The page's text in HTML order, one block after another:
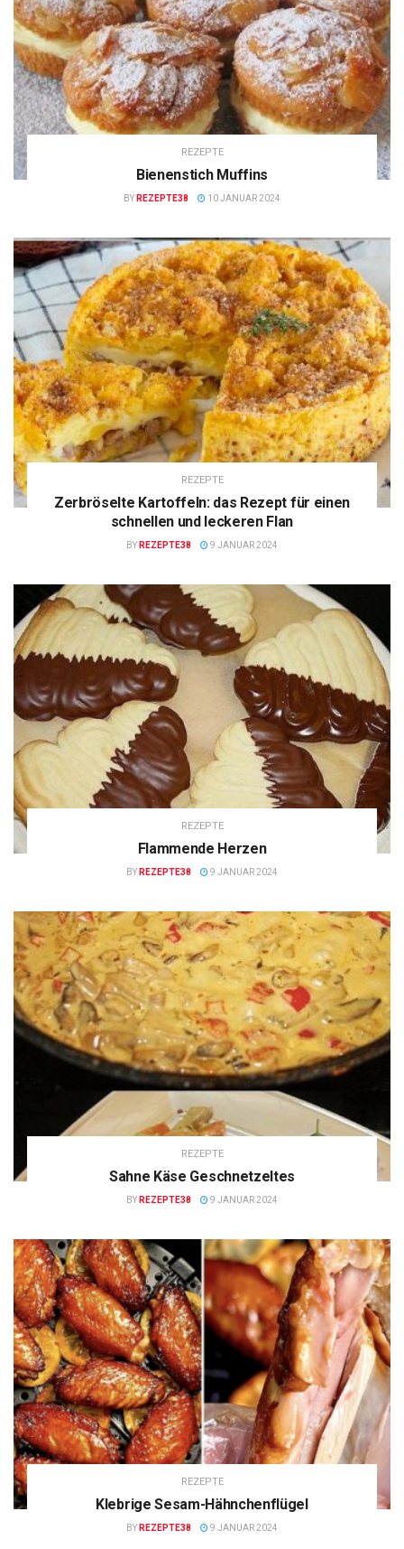
REZEPTE
Bienenstich Muffins
BY REZEPTE38 10 JANUAR 2024
REZEPTE
Zerbröselte Kartoffeln: das Rezept für einen
schnellen und leckeren Flan
BY REZEPTE38 9 JANUAR 2024
REZEPTE
Flammende Herzen
BY REZEPTE38 9 JANUAR 2024
REZEPTE
Sahne Käse Geschnetzeltes
BY REZEPTE38 9 JANUAR 2024
REZEPTE
Klebrige Sesam-Hähnchenflügel
BY REZEPTE38 9 JANUAR 2024